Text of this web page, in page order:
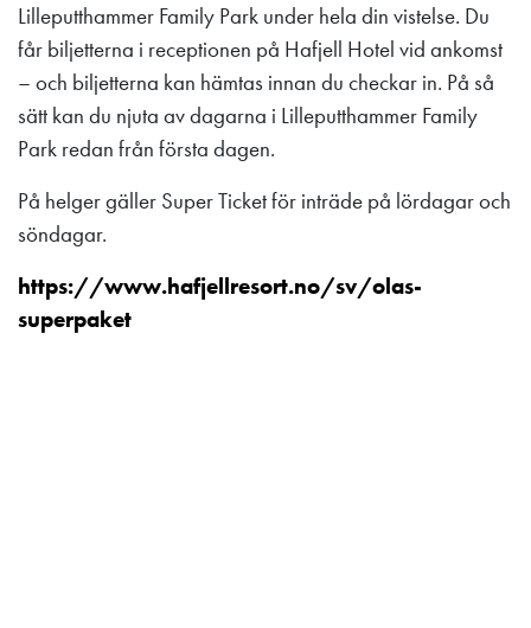
Lilleputthammer Family Park under hela din vistelse. Du
får biljetterna i receptionen på Hafjell Hotel vid ankomst
– och biljetterna kan hämtas innan du checkar in. På så
sätt kan du njuta av dagarna i Lilleputthammer Family
Park redan från första dagen.
På helger gäller Super Ticket för inträde på lördagar och
söndagar.
https://www.hafjellresort.no/sv/olas-
superpaket